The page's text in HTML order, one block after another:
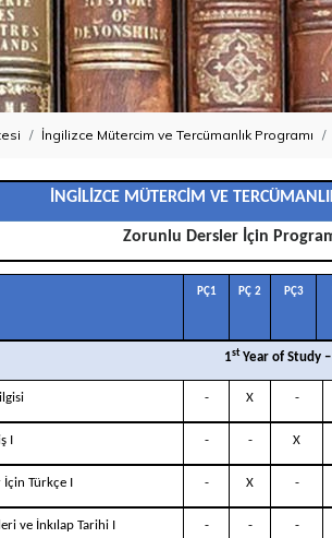
İngilizce Mütercim ve Tercümanlık Programı
VE TERCÜMANLIK
Zorunlu Dersler İçin
PÇ1 PÇ 2 PÇ3
1st Year of Study
- X -
I - - X
İçin Türkçe I - X -
ve İnkılap Tarihi I - - -